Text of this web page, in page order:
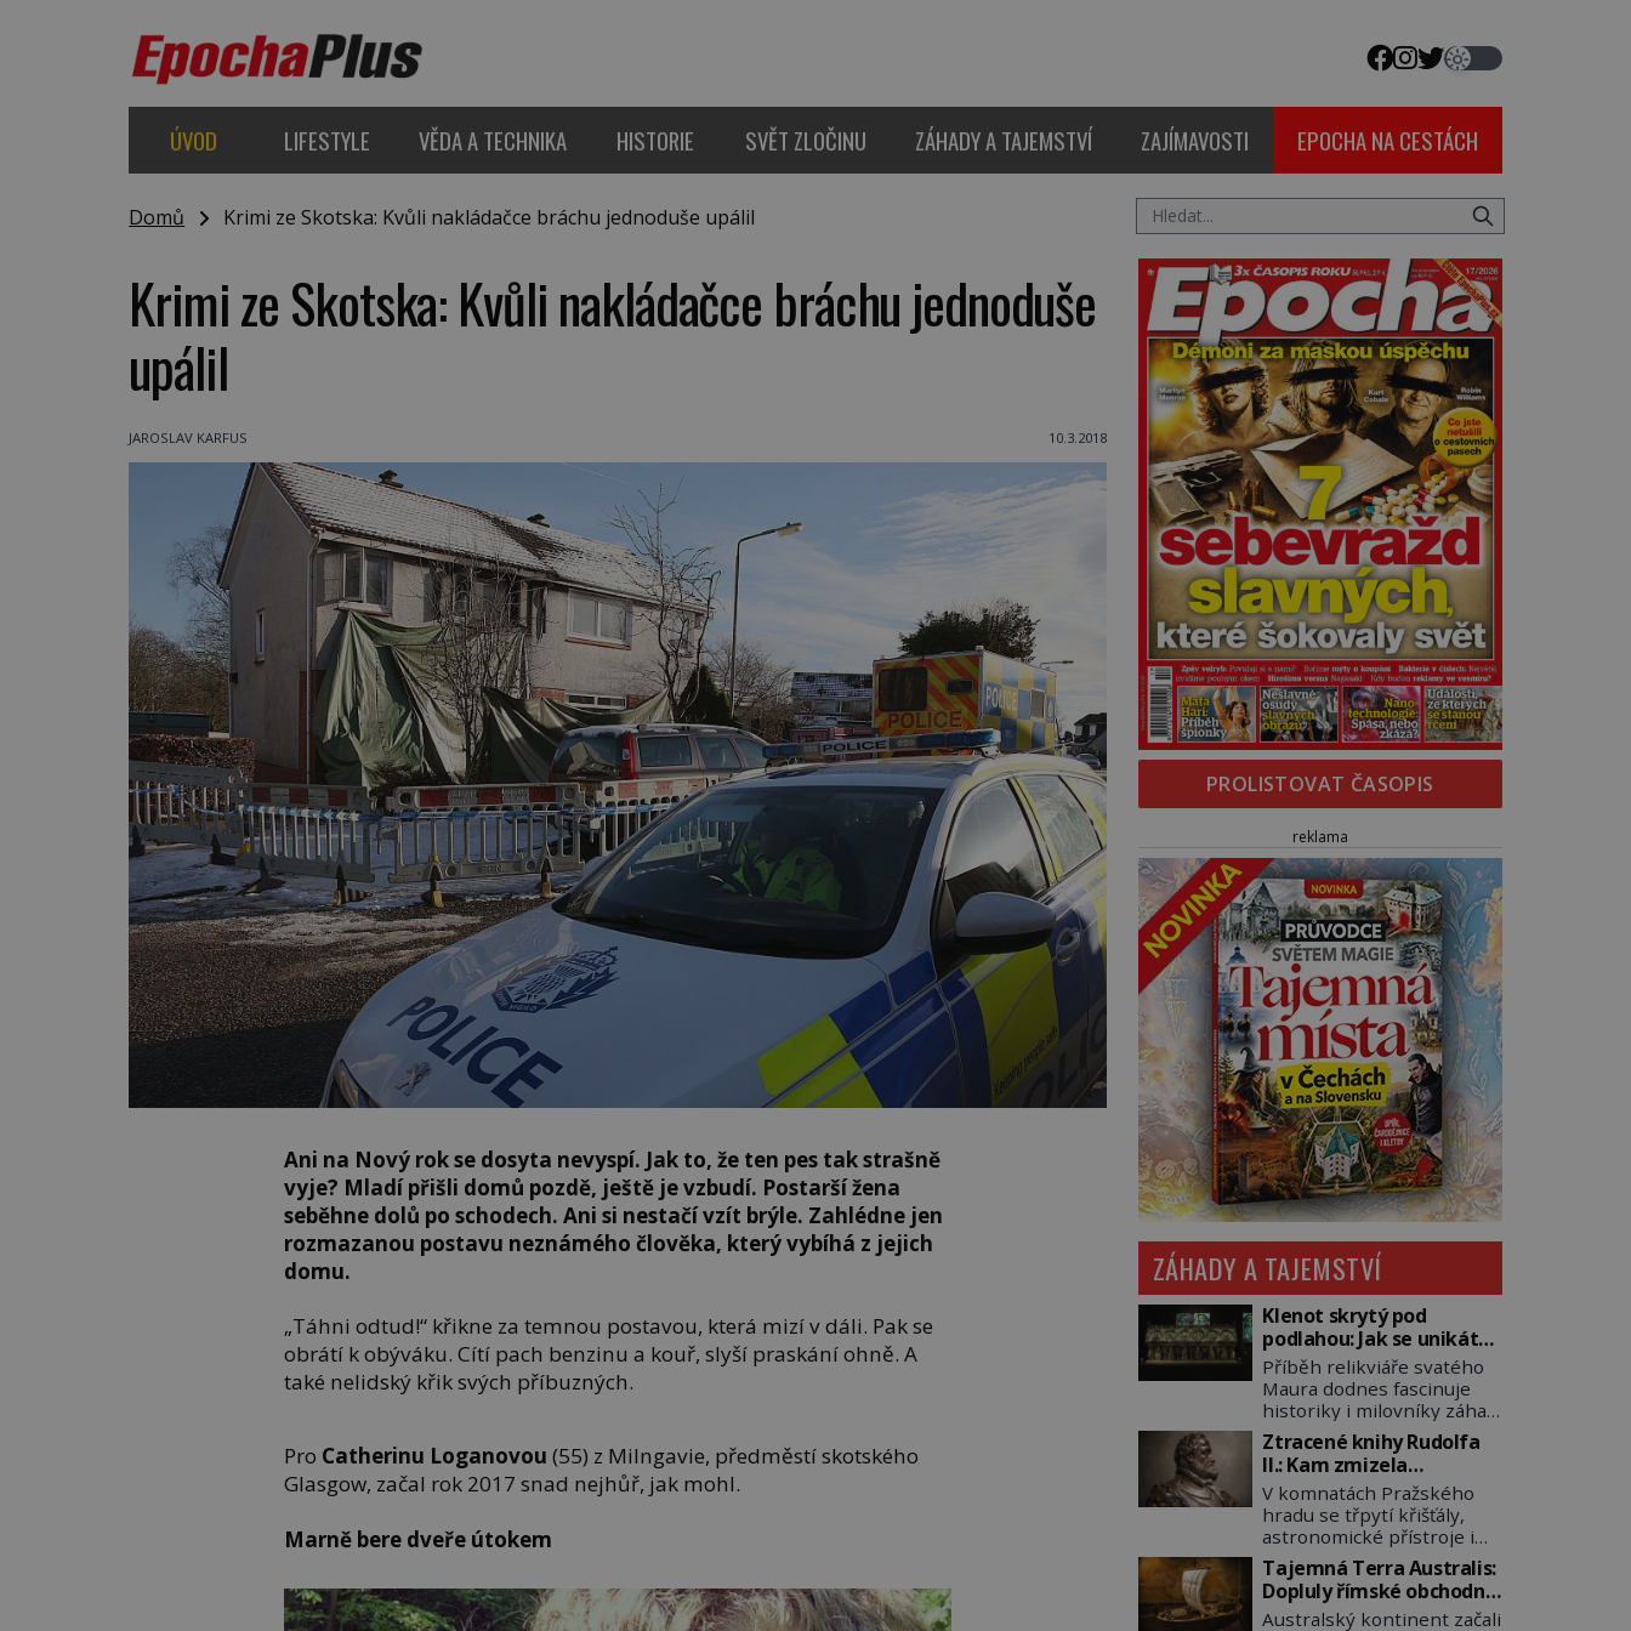
ÚVOD LIFESTYLE VĚDA A TECHNIKA HISTORIE SVĚT ZLOČINU ZÁHADY A TAJEMSTVÍ ZAJÍMAVOSTI EPOCHA NA CESTÁCH
Domů Krimi ze Skotska: Kvůli nakládačce bráchu jednoduše upálil
Krimi ze Skotska: Kvůli nakládačce bráchu jednoduše
upálil
JAROSLAV KARFUS 10.3.2018
Ani na Nový rok se dosyta nevyspí. Jak to, že ten pes tak strašně
vyje? Mladí přišli domů pozdě, ještě je vzbudí. Postarší žena
seběhne dolů po schodech. Ani si nestačí vzít brýle. Zahlédne jen
rozmazanou postavu neznámého člověka, který vybíhá z jejich
domu.
„Táhni odtud!“ křikne za temnou postavou, která mizí v dáli. Pak se
obrátí k obýváku. Cítí pach benzinu a kouř, slyší praskání ohně. A
také nelidský křik svých příbuzných.
Pro Catherinu Loganovou (55) z Milngavie, předměstí skotského
Glasgow, začal rok 2017 snad nejhůř, jak mohl.
Marně bere dveře útokem
PROLISTOVAT ČASOPIS
reklama
ZÁHADY A TAJEMSTVÍ
Klenot skrytý pod
podlahou: Jak se unikátní
románský poklad dostal
do zapadlého Bečova?
Příběh relikviáře svatého
Maura dodnes fascinuje
historiky i milovníky záhad
po celém světě. Tato
románská zlatnická
památka ze 13. století je
po českých korunovačních
klenotech druhým
nejcennějším movitým
majetkem v České
republice. Přestože byl
klenot v roce 1985 po
Ztracené knihy Rudolfa
II.: Kam zmizela
nejzáhadnější knihovna
Evropy?
V komnatách Pražského
hradu se třpytí křišťály,
astronomické přístroje i
podivné alchymistické
rukopisy. Císař Rudolf II.
shromažďuje vše, co
souvisí s tajemstvím
Tajemná Terra Australis:
Dopluly římské obchodní
lodě až do Austrálie?
Australský kontinent začali